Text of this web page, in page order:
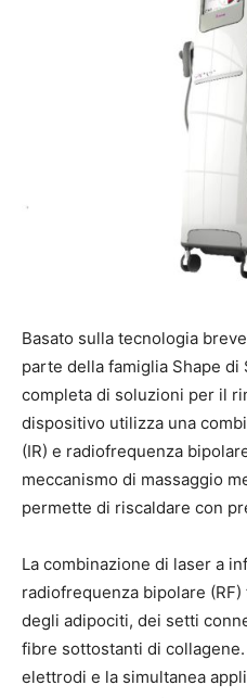
Basato sulla tecnologia
parte della famiglia Shape
completa di soluzioni per il
dispositivo utilizza una
(IR) e radiofrequenza
meccanismo di massaggio
permette di riscaldare con
La combinazione di laser a
radiofrequenza bipolare
degli adipociti, dei setti
fibre sottostanti di
elettrodi e la simultanea